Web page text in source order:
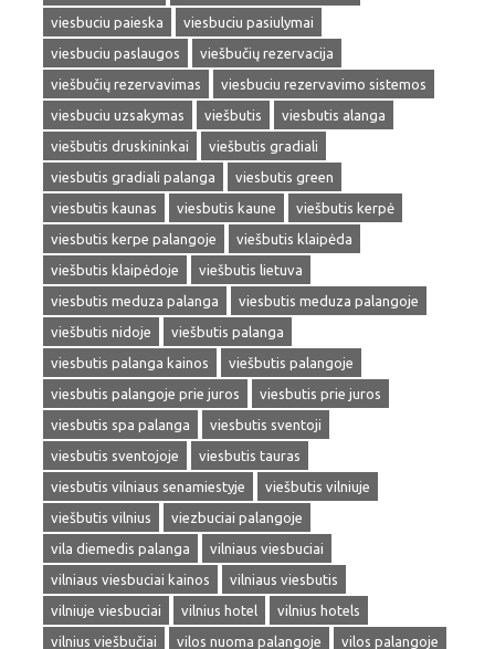
viesbuciu paieska
viesbuciu pasiulymai
viesbuciu paslaugos
viešbučių rezervacija
viešbučių rezervavimas
viesbuciu rezervavimo sistemos
viesbuciu uzsakymas
viešbutis
viesbutis alanga
viešbutis druskininkai
viešbutis gradiali
viesbutis gradiali palanga
viesbutis green
viesbutis kaunas
viesbutis kaune
viešbutis kerpė
viesbutis kerpe palangoje
viešbutis klaipėda
viešbutis klaipėdoje
viešbutis lietuva
viesbutis meduza palanga
viesbutis meduza palangoje
viešbutis nidoje
viešbutis palanga
viesbutis palanga kainos
viešbutis palangoje
viesbutis palangoje prie juros
viesbutis prie juros
viesbutis spa palanga
viesbutis sventoji
viesbutis sventojoje
viesbutis tauras
viesbutis vilniaus senamiestyje
viešbutis vilniuje
viešbutis vilnius
viezbuciai palangoje
vila diemedis palanga
vilniaus viesbuciai
vilniaus viesbuciai kainos
vilniaus viesbutis
vilniuje viesbuciai
vilnius hotel
vilnius hotels
vilnius viešbučiai
vilos nuoma palangoje vilos palangoje